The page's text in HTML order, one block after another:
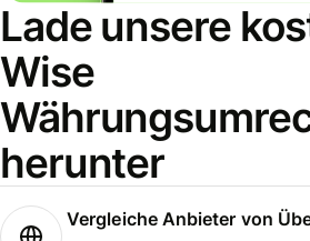
Lade unsere
Wise
herunter
Vergleiche Anbieter von